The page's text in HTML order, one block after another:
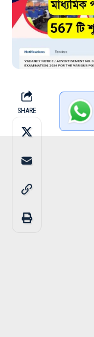
SHARE